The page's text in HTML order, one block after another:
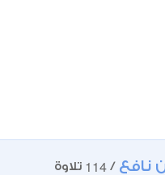
نافع /
114 تلاوة